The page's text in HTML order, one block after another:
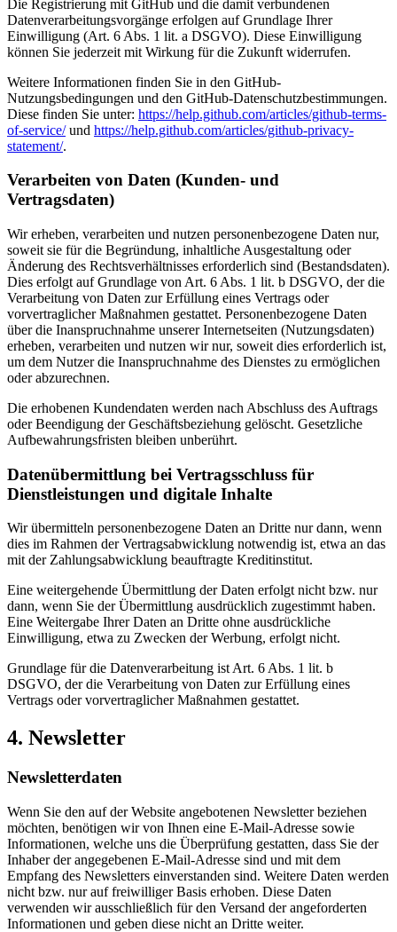
Die Registrierung mit GitHub und die damit verbundenen
Datenverarbeitungsvorgänge erfolgen auf Grundlage Ihrer
Einwilligung (Art. 6 Abs. 1 lit. a DSGVO). Diese Einwilligung
können Sie jederzeit mit Wirkung für die Zukunft widerrufen.
Weitere Informationen finden Sie in den GitHub-
Nutzungsbedingungen und den GitHub-Datenschutzbestimmungen.
Diese finden Sie unter: https://help.github.com/articles/github-terms-
of-service/und https://help.github.com/articles/github-privacy-
statement/.
Verarbeiten von Daten (Kunden- und
Vertragsdaten)
Wir erheben, verarbeiten und nutzen personenbezogene Daten nur,
soweit sie für die Begründung, inhaltliche Ausgestaltung oder
Änderung des Rechtsverhältnisses erforderlich sind (Bestandsdaten).
Dies erfolgt auf Grundlage von Art. 6 Abs. 1 lit. b DSGVO, der die
Verarbeitung von Daten zur Erfüllung eines Vertrags oder
vorvertraglicher Maßnahmen gestattet. Personenbezogene Daten
über die Inanspruchnahme unserer Internetseiten (Nutzungsdaten)
erheben, verarbeiten und nutzen wir nur, soweit dies erforderlich ist,
um dem Nutzer die Inanspruchnahme des Dienstes zu ermöglichen
oder abzurechnen.
Die erhobenen Kundendaten werden nach Abschluss des Auftrags
oder Beendigung der Geschäftsbeziehung gelöscht. Gesetzliche
Aufbewahrungsfristen bleiben unberührt.
Datenübermittlung bei Vertragsschluss für
Dienstleistungen und digitale Inhalte
Wir übermitteln personenbezogene Daten an Dritte nur dann, wenn
dies im Rahmen der Vertragsabwicklung notwendig ist, etwa an das
mit der Zahlungsabwicklung beauftragte Kreditinstitut.
Eine weitergehende Übermittlung der Daten erfolgt nicht bzw. nur
dann, wenn Sie der Übermittlung ausdrücklich zugestimmt haben.
Eine Weitergabe Ihrer Daten an Dritte ohne ausdrückliche
Einwilligung, etwa zu Zwecken der Werbung, erfolgt nicht.
Grundlage für die Datenverarbeitung ist Art. 6 Abs. 1 lit. b
DSGVO, der die Verarbeitung von Daten zur Erfüllung eines
Vertrags oder vorvertraglicher Maßnahmen gestattet.
4. Newsletter
Newsletterdaten
Wenn Sie den auf der Website angebotenen Newsletter beziehen
möchten, benötigen wir von Ihnen eine E-Mail-Adresse sowie
Informationen, welche uns die Überprüfung gestatten, dass Sie der
Inhaber der angegebenen E-Mail-Adresse sind und mit dem
Empfang des Newsletters einverstanden sind. Weitere Daten werden
nicht bzw. nur auf freiwilliger Basis erhoben. Diese Daten
verwenden wir ausschließlich für den Versand der angeforderten
Informationen und geben diese nicht an Dritte weiter.